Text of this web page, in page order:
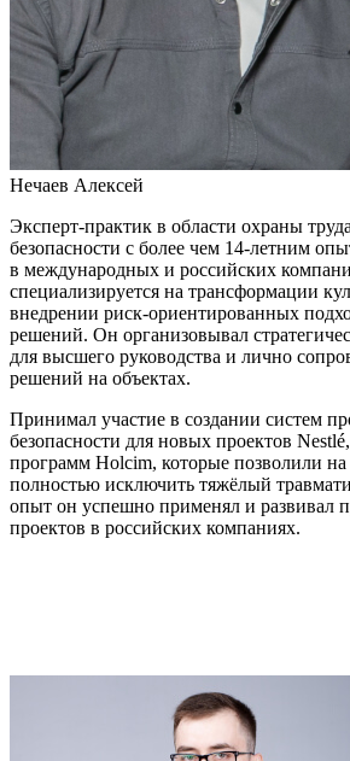
Нечаев Алексей
Эксперт-практик в области охраны
безопасности с более чем 14-летним
в международных и российских
специализируется на трансформации
внедрении риск-ориентированных
решений. Он организовывал
для высшего руководства и лично
решений на объектах.
Принимал участие в создании систем
безопасности для новых проектов
программ Holcim, которые позволили на
полностью исключить тяжёлый
опыт он успешно применял и развивал
проектов в российских компаниях.